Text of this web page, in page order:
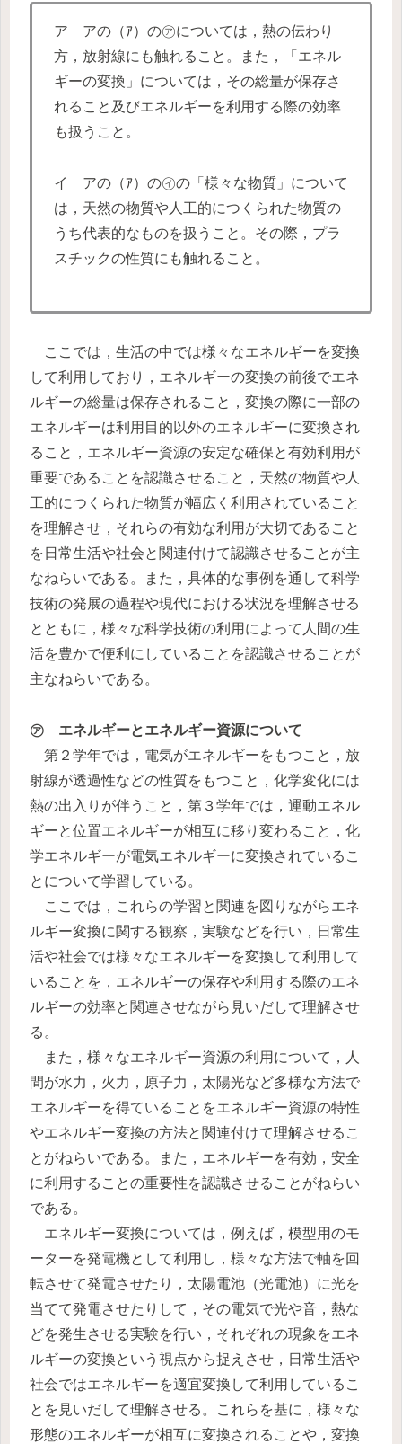
ア アの（ｱ）の㋐については，熱の伝わり
方，放射線にも触れること。また，「エネル
ギーの変換」については，その総量が保存さ
れること及びエネルギーを利用する際の効率
も扱うこと。
イ アの（ｱ）の㋑の「様々な物質」について
は，天然の物質や人工的につくられた物質の
うち代表的なものを扱うこと。その際，プラ
スチックの性質にも触れること。
ここでは，生活の中では様々なエネルギーを変換
して利用しており，エネルギーの変換の前後でエネ
ルギーの総量は保存されること，変換の際に一部の
エネルギーは利用目的以外のエネルギーに変換され
ること，エネルギー資源の安定な確保と有効利用が
重要であることを認識させること，天然の物質や人
工的につくられた物質が幅広く利用されていること
を理解させ，それらの有効な利用が大切であること
を日常生活や社会と関連付けて認識させることが主
なねらいである。また，具体的な事例を通して科学
技術の発展の過程や現代における状況を理解させる
とともに，様々な科学技術の利用によって人間の生
活を豊かで便利にしていることを認識させることが
主なねらいである。
㋐ エネルギーとエネルギー資源について
第２学年では，電気がエネルギーをもつこと，放
射線が透過性などの性質をもつこと，化学変化には
熱の出入りが伴うこと，第３学年では，運動エネル
ギーと位置エネルギーが相互に移り変わること，化
学エネルギーが電気エネルギーに変換されているこ
とについて学習している。
ここでは，これらの学習と関連を図りながらエネ
ルギー変換に関する観察，実験などを行い，日常生
活や社会では様々なエネルギーを変換して利用して
いることを，エネルギーの保存や利用する際のエネ
ルギーの効率と関連させながら見いだして理解させ
る。
また，様々なエネルギー資源の利用について，人
間が水力，火力，原子力，太陽光など多様な方法で
エネルギーを得ていることをエネルギー資源の特性
やエネルギー変換の方法と関連付けて理解させるこ
とがねらいである。また，エネルギーを有効，安全
に利用することの重要性を認識させることがねらい
である。
エネルギー変換については，例えば，模型用のモ
ーターを発電機として利用し，様々な方法で軸を回
転させて発電させたり，太陽電池（光電池）に光を
当てて発電させたりして，その電気で光や音，熱な
どを発生させる実験を行い，それぞれの現象をエネ
ルギーの変換という視点から捉えさせ，日常生活や
社会ではエネルギーを適宜変換して利用しているこ
とを見いだして理解させる。これらを基に，様々な
形態のエネルギーが相互に変換されることや，変換